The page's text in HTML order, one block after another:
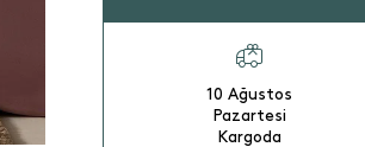
10 Ağustos
Pazartesi
Kargoda